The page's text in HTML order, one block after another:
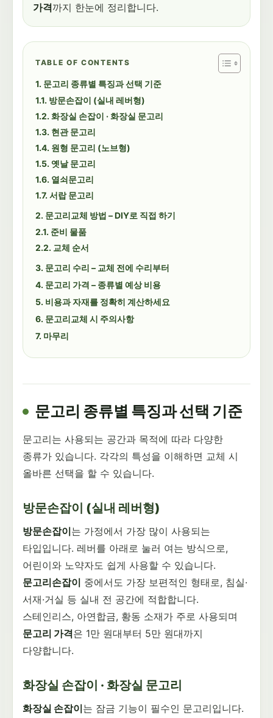
가격까지 한눈에 정리합니다.
TABLE OF CONTENTS
문고리 종류별 특징과 선택 기준
방문손잡이 (실내 레버형)
화장실 손잡이 · 화장실 문고리
현관 문고리
원형 문고리 (노브형)
옛날 문고리
열쇠문고리
서랍 문고리
문고리교체 방법 – DIY로 직접 하기
준비 물품
교체 순서
문고리 수리 – 교체 전에 수리부터
문고리 가격 – 종류별 예상 비용
비용과 자재를 정확히 계산하세요
문고리교체 시 주의사항
마무리
문고리 종류별 특징과 선택 기준
문고리는 사용되는 공간과 목적에 따라 다양한
종류가 있습니다. 각각의 특성을 이해하면 교체 시
올바른 선택을 할 수 있습니다.
방문손잡이 (실내 레버형)
방문손잡이는 가정에서 가장 많이 사용되는
타입입니다. 레버를 아래로 눌러 여는 방식으로,
어린이와 노약자도 쉽게 사용할 수 있습니다.
문고리손잡이 중에서도 가장 보편적인 형태로, 침실·
서재·거실 등 실내 전 공간에 적합합니다.
스테인리스, 아연합금, 황동 소재가 주로 사용되며
문고리 가격은 1만 원대부터 5만 원대까지
다양합니다.
화장실 손잡이 · 화장실 문고리
화장실 손잡이는 잠금 기능이 필수인 문고리입니다.